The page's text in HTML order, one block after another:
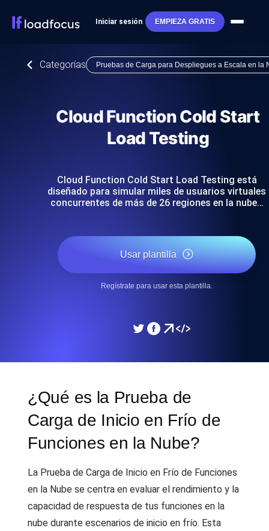
Iniciar sesión EMPIEZA GRATIS
Categorías Pruebas de Carga para Despliegues a Escala en la
Cloud Function Cold Start
Load Testing
Cloud Function Cold Start Load Testing está
diseñado para simular miles de usuarios virtuales
concurrentes de más de 26 regiones en la nube…
Usar plantilla
Regístrate para usar esta plantilla.
¿Qué es la Prueba de
Carga de Inicio en Frío de
Funciones en la Nube?
La Prueba de Carga de Inicio en Frío de Funciones
en la Nube se centra en evaluar el rendimiento y la
capacidad de respuesta de tus funciones en la
nube durante escenarios de inicio en frío. Esta